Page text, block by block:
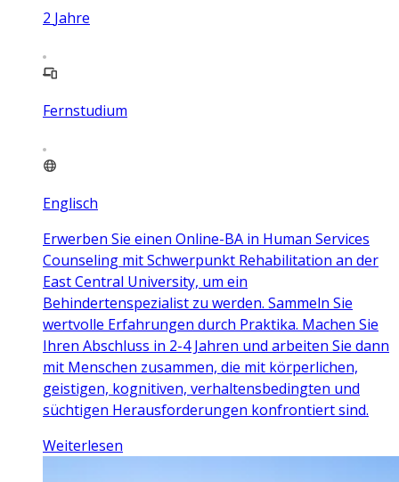
2 Jahre
Fernstudium
Englisch
Erwerben Sie einen Online-BA in Human Services
Counseling mit Schwerpunkt Rehabilitation an der
East Central University, um ein
Behindertenspezialist zu werden. Sammeln Sie
wertvolle Erfahrungen durch Praktika. Machen Sie
Ihren Abschluss in 2-4 Jahren und arbeiten Sie dann
mit Menschen zusammen, die mit körperlichen,
geistigen, kognitiven, verhaltensbedingten und
süchtigen Herausforderungen konfrontiert sind.
Weiterlesen